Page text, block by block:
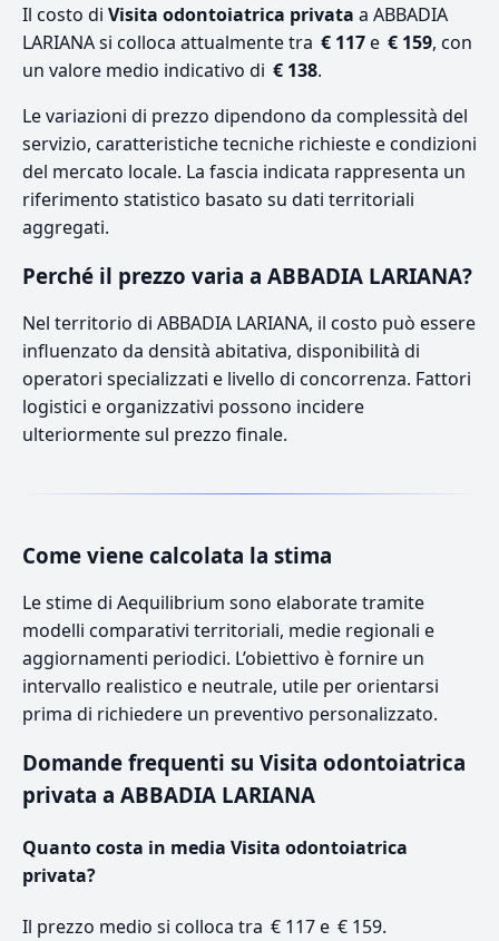
Il costo di Visita odontoiatrica privata a ABBADIA
LARIANA si colloca attualmente tra € 117e € 159, con
un valore medio indicativo di € 138.
Le variazioni di prezzo dipendono da complessità del
servizio, caratteristiche tecniche richieste e condizioni
del mercato locale. La fascia indicata rappresenta un
riferimento statistico basato su dati territoriali
aggregati.
Perché il prezzo varia a ABBADIA LARIANA?
Nel territorio di ABBADIA LARIANA, il costo può essere
influenzato da densità abitativa, disponibilità di
operatori specializzati e livello di concorrenza. Fattori
logistici e organizzativi possono incidere
ulteriormente sul prezzo finale.
Come viene calcolata la stima
Le stime di Aequilibrium sono elaborate tramite
modelli comparativi territoriali, medie regionali e
aggiornamenti periodici. L’obiettivo è fornire un
intervallo realistico e neutrale, utile per orientarsi
prima di richiedere un preventivo personalizzato.
Domande frequenti su Visita odontoiatrica
privata a ABBADIA LARIANA
Quanto costa in media Visita odontoiatrica
privata?
Il prezzo medio si colloca tra € 117 e € 159.